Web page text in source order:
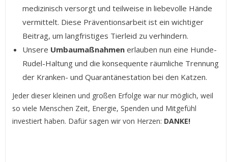
medizinisch versorgt und teilweise in liebevolle Hände
vermittelt. Diese Präventionsarbeit ist ein wichtiger
Beitrag, um langfristiges Tierleid zu verhindern.
Unsere Umbaumaßnahmen erlauben nun eine Hunde-
Rudel-Haltung und die konsequente räumliche Trennung
der Kranken- und Quarantänestation bei den Katzen.
Jeder dieser kleinen und großen Erfolge war nur möglich, weil
so viele Menschen Zeit, Energie, Spenden und Mitgefühl
investiert haben. Dafür sagen wir von Herzen: DANKE!